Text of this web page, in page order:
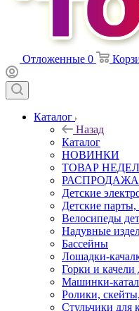
Отложенные 0
Каталог
Назад
Каталог
НОВИНКИ
ТОВАР
РАСПРОДАЖА
Детские
Детские
Велосипеды
Надувные
Бассейны
Лошадки-
Горки и качели
Машинки-
Ролики,
Стульчики для